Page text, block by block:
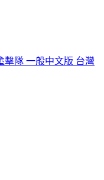
擊隊 一般中文版 台灣